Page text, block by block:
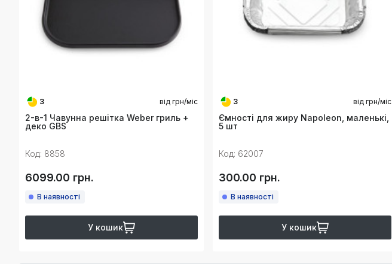
3 від грн/міс
2-в-1 Чавунна решітка Weber гриль +
деко GBS
Код: 8858
6099.00 грн.
В наявності
У кошик
3 від грн/міс
Ємності для жиру Napoleon, маленькі,
5 шт
Код: 62007
300.00 грн.
В наявності
У кошик